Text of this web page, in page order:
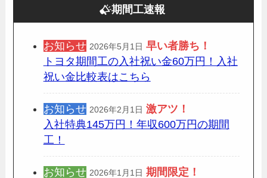
期間工速報
お知らせ 2026年5月1日 早い者勝ち！
トヨタ期間工の入社祝い金60万円！入社
祝い金比較表はこちら
お知らせ 2026年2月1日 激アツ！
入社特典145万円！年収600万円の期間
工！
お知らせ 2026年1月1日 期間限定 ！